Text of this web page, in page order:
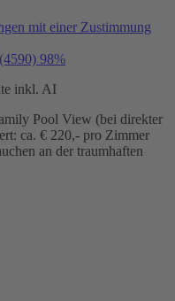
mit einer Zustimmung
(4590) 98%
inkl. AI
Pool View (bei direkter
ca. € 220,- pro Zimmer
an der traumhaften